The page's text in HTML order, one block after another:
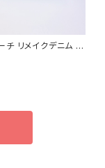
チ リメイクデニム R